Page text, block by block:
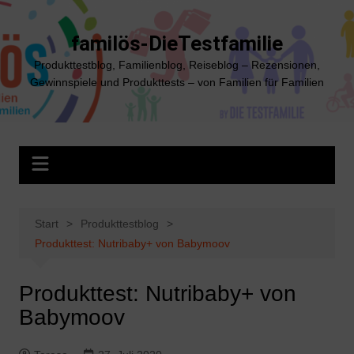
Zum
springen
familös-DieTestfamilie
Produkttestblog, Familienblog, Reiseblog – Rezensionen,
Gewinnspiele und Produkttests – von Familien für Familien
Start
Produkttestblog
Produkttest: Nutribaby+ von Babymoov
Produkttest: Nutribaby+ von
Babymoov